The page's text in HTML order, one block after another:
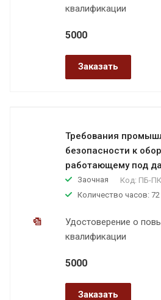
квалификации
5000
Заказать
Требования
безопасности к
работающему под
Заочная Код: ПБ-
Количество часов: 72
Удостоверение о
квалификации
5000
Заказать